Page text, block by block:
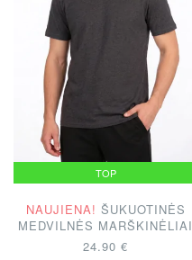
TOP
NAUJIENA! ŠUKUOTINĖS
MEDVILNĖS MARŠKINĖLIAI
24.90 €